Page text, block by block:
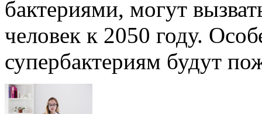
бактериями, могут
человек к 2050 году.
супербактериям будут